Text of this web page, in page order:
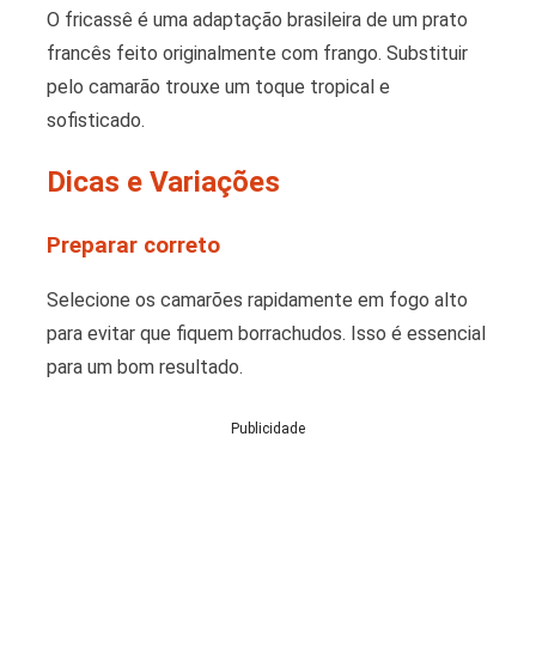
O fricassê ​​é uma adaptação brasileira de um prato
francês feito originalmente com frango. Substituir
pelo camarão trouxe um toque tropical e
sofisticado.
Dicas e Variações
Preparar correto
Selecione os camarões rapidamente em fogo alto
para evitar que fiquem borrachudos. Isso é essencial
para um bom resultado.
Publicidade